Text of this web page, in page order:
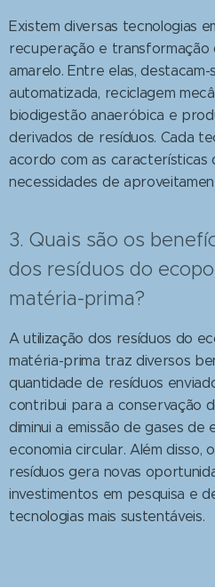
Existem diversas tecnologias
recuperação e
amarelo. Entre elas,
automatizada, reciclagem
biodigestão anaeróbica e
derivados de resíduos. Cada
acordo com as características
necessidades de
3. Quais são os
dos resíduos do
matéria-prima?
A utilização dos resíduos do
matéria-prima traz diversos
quantidade de resíduos
contribui para a conservação
diminui a emissão de gases
economia circular. Além disso,
resíduos gera novas
investimentos em pesquisa e
tecnologias mais sustentáveis.